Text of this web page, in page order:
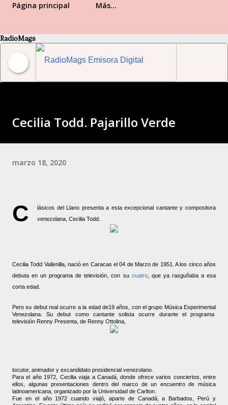
Página principal
Más…
RadioMags
Cecilia Todd. Pajarillo Verde
marzo 18, 2020
C
lásicos del Llano presenta a esta excepcional cantante y compositora
venezolana, Cecilia Todd.
Cecilia Todd Vallenilla, nació en Caracas el 04 de Marzo de 1951. A los cinco años
debuta en un programa de televisión, con su cuatro, que ya rasguñaba a esa
corta edad.
Pero su debut real ocurre a la edad de19 años, con el grupo Música Experimental
Venezolana. Su debut como cantante solista ocurre durante el programa
televisión Renny Presenta, de Renny Ottolina,
locutor, animador y excandidato presidencial venezolano.
Para el año 1972, Cecilia viaja a Canadá, donde ofrece varios conciertos, entre
ellos, algunas presentaciones dentro del marco de un encuentro de música
latinoamericana, organizado por la Universidad de Carlton.
Fue en el año 1972 cuando viajó, aparte de Canadá, a Barbados, Perú y